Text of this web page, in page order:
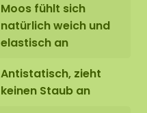
Moos fühlt sich
natürlich weich und
elastisch an
Antistatisch, zieht
keinen Staub an